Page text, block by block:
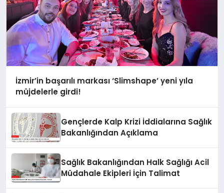
İzmir’in başarılı markası ‘Slimshape’ yeni yıla
müjdelerle girdi!
Gençlerde Kalp Krizi İddialarına Sağlık
Bakanlığından Açıklama
Sağlık Bakanlığından Halk Sağlığı Acil
Müdahale Ekipleri İçin Talimat